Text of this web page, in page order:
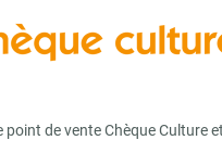
point de vente Chèque Culture